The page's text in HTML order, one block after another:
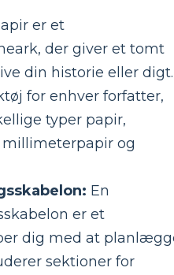
er et
der giver et tomt
din historie eller digt.
for enhver forfatter,
typer papir,
og
En
er et
dig med at
sektioner for